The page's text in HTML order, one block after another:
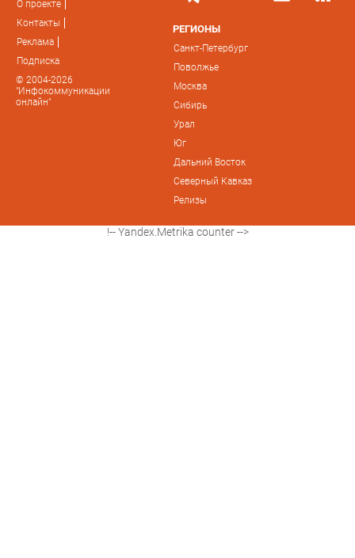
О проекте
Контакты
Реклама
Подписка
© 2004-2026
"Инфокоммуникации
онлайн"
РЕГИОНЫ
Санкт-Петербург
Поволжье
Москва
Сибирь
Урал
Юг
Дальний Восток
Северный Кавказ
Релизы
!-- Yandex.Metrika counter -->